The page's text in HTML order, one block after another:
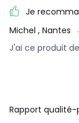
Je
Michel , Nantes
J'ai ce produit
Rapport qualité-